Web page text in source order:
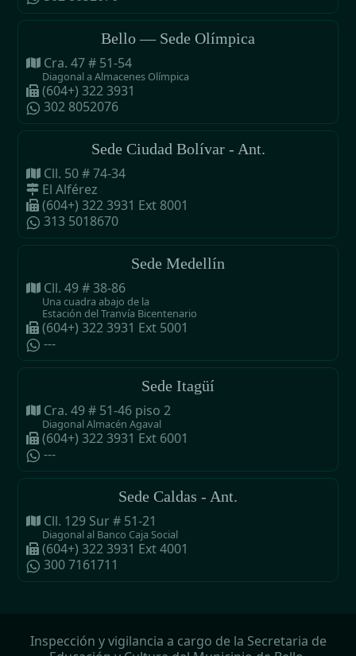
Bello — Sede Olímpica
Cra. 47 # 51-54
Diagonal a Almacenes Olímpica
(604+) 322 3931
302 8052076
Sede Ciudad Bolívar - Ant.
Cll. 50 # 74-34
El Alférez
(604+) 322 3931 Ext 8001
313 5018670
Sede Medellín
Cll. 49 # 38-86
Una cuadra abajo de la
Estación del Tranvía Bicentenario
(604+) 322 3931 Ext 5001
---
Sede Itagüí
Cra. 49 # 51-46 piso 2
Diagonal Almacén Agaval
(604+) 322 3931 Ext 6001
---
Sede Caldas - Ant.
Cll. 129 Sur # 51-21
Diagonal al Banco Caja Social
(604+) 322 3931 Ext 4001
300 7161711
Inspección y vigilancia a cargo de la Secretaria de